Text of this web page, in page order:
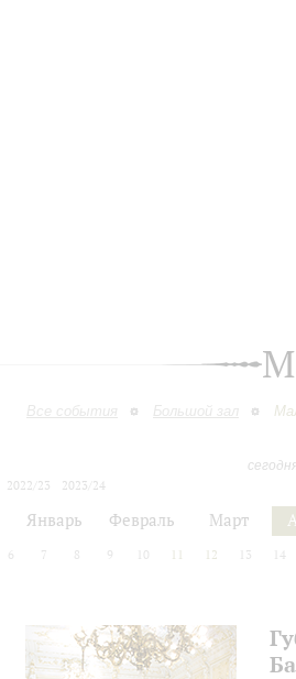
Все события Большой зал
2022/23
2023/24
Январь Февраль Март
6 7 8 9 10 11 12 13 14